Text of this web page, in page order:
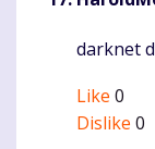
darknet
Like 0
Dislike 0